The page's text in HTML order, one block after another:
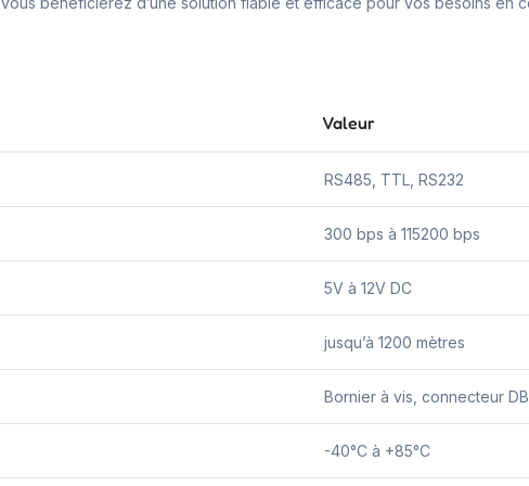
Valeur
RS485, TTL, RS232
300 bps à 115200 bps
5V à 12V DC
jusqu’à 1200 mètres
Bornier à vis, connecteur
-40°C à +85°C